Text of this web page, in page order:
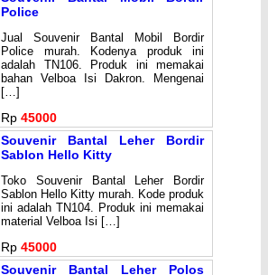
Police
Jual Souvenir Bantal Mobil Bordir
Police murah. Kodenya produk ini
adalah TN106. Produk ini memakai
bahan Velboa Isi Dakron. Mengenai
[…]
Rp 45000
Souvenir Bantal Leher Bordir
Sablon Hello Kitty
Toko Souvenir Bantal Leher Bordir
Sablon Hello Kitty murah. Kode produk
ini adalah TN104. Produk ini memakai
material Velboa Isi […]
Rp 45000
Souvenir Bantal Leher Polos